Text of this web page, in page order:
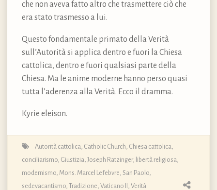
che non aveva fatto altro che trasmettere ciò che
era stato trasmesso a lui.
Questo fondamentale primato della Verità
sull’Autorità si applica dentro e fuori la Chiesa
cattolica, dentro e fuori qualsiasi parte della
Chiesa. Ma le anime moderne hanno perso quasi
tutta l’aderenza alla Verità. Ecco il dramma.
Kyrie eleison.
Autorità cattolica Catholic Church Chiesa cattolica
conciliarismo Giustizia Joseph Ratzinger, libertà religiosa
modernismo Mons. Marcel Lefebvre San Paolo
sedevacantismo Tradizione Vaticano II Verità